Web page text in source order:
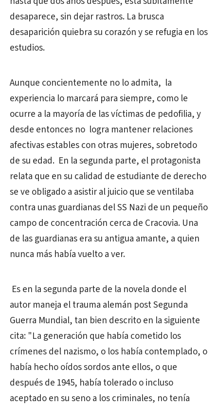
desaparece, sin dejar rastros. La brusca
desaparición quiebra su corazón y se refugia en los
estudios.
Aunque concientemente no lo admita, la
experiencia lo marcará para siempre, como le
ocurre a la mayoría de las víctimas de pedofilia, y
desde entonces no logra mantener relaciones
afectivas estables con otras mujeres, sobretodo
de su edad. En la segunda parte, el protagonista
relata que en su calidad de estudiante de derecho
se ve obligado a asistir al juicio que se ventilaba
contra unas guardianas del SS Nazi de un pequeño
campo de concentración cerca de Cracovia. Una
de las guardianas era su antigua amante, a quien
nunca más había vuelto a ver.
Es en la segunda parte de la novela donde el
autor maneja el trauma alemán post Segunda
Guerra Mundial, tan bien descrito en la siguiente
cita: "La generación que había cometido los
crímenes del nazismo, o los había contemplado, o
había hecho oídos sordos ante ellos, o que
después de 1945, había tolerado o incluso
aceptado en su seno a los criminales, no tenía